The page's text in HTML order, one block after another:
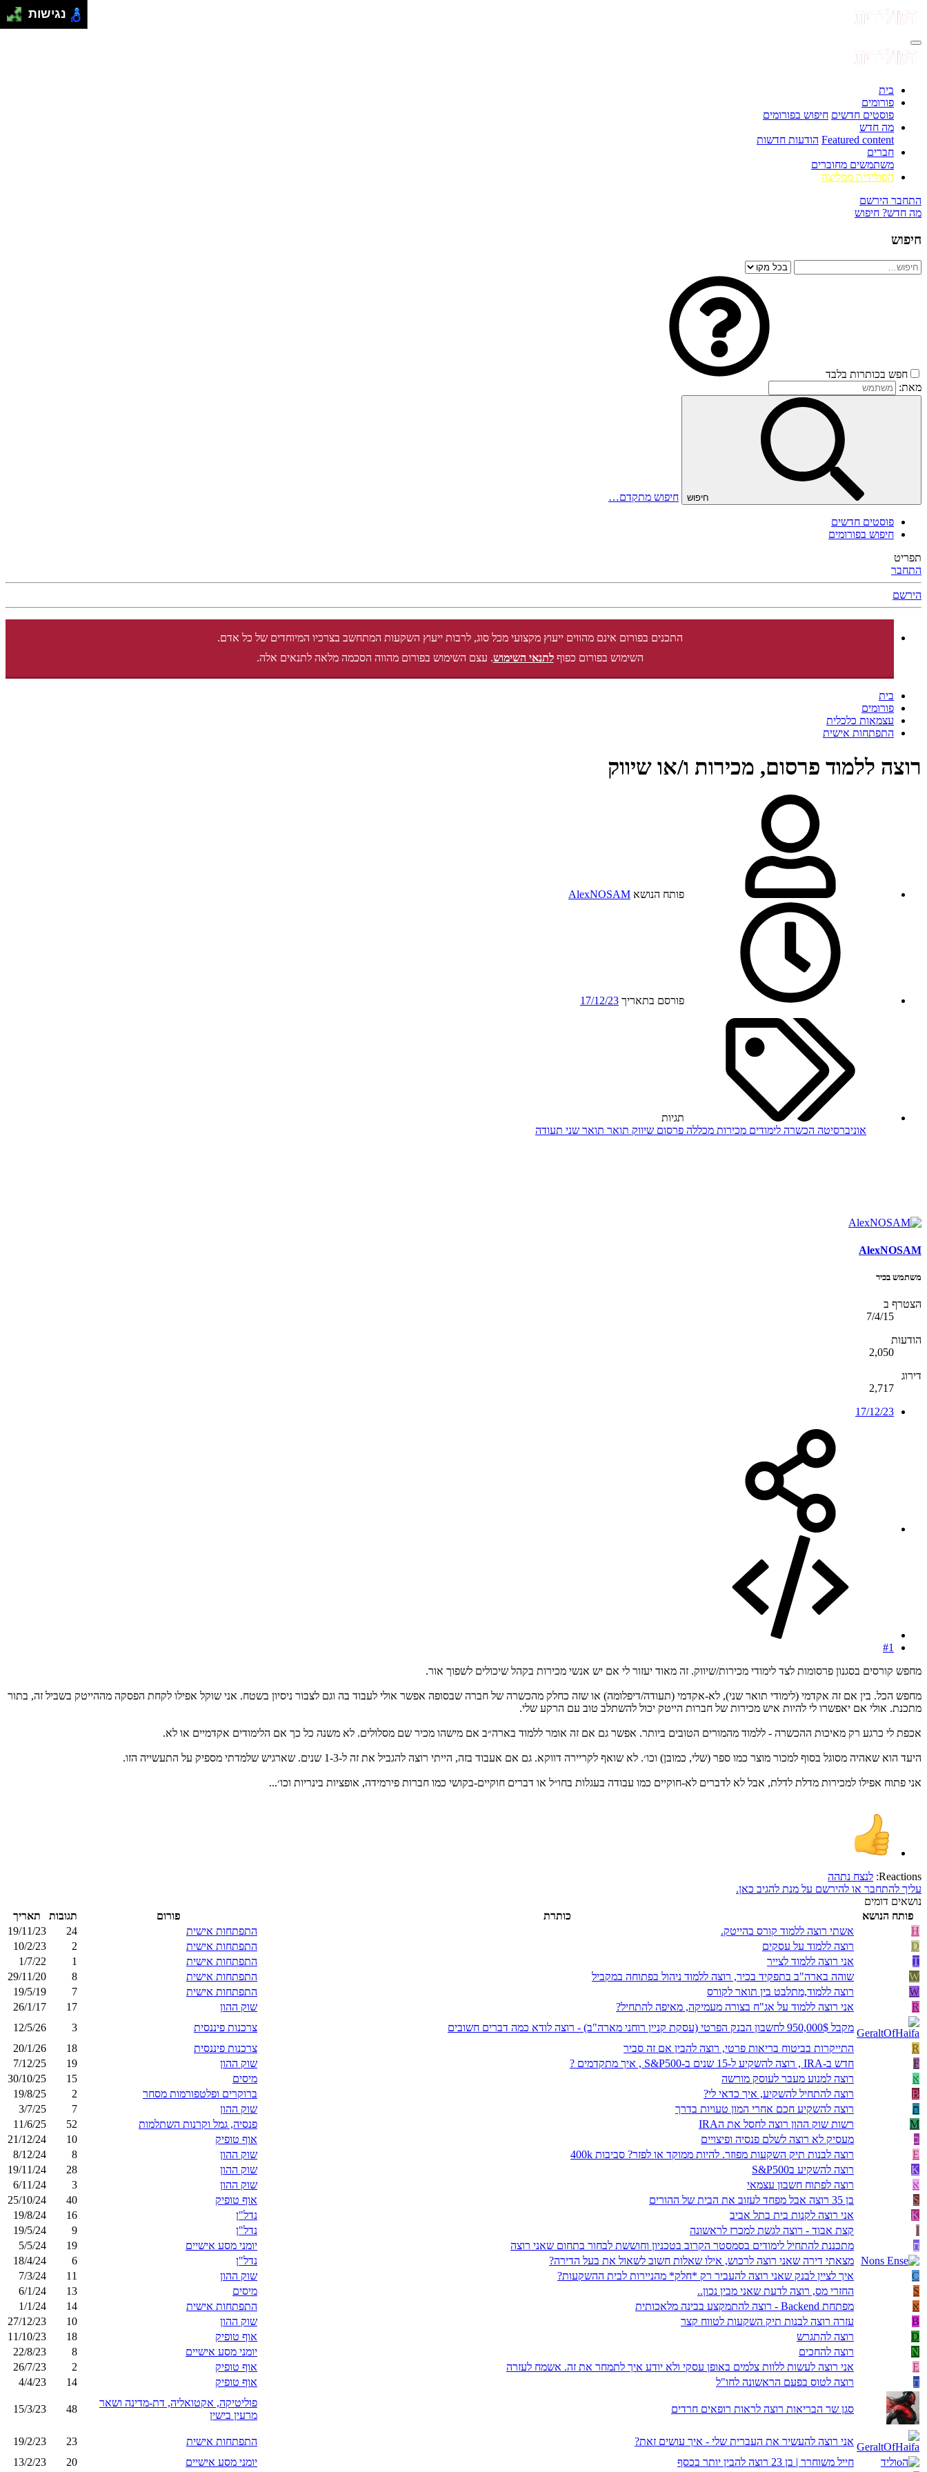
בית
פורומים
פוסטים חדשים חיפוש בפורומים
מה חדש
Featured content הודעות חדשות
חברים
משתמשים מחוברים
הסולידית ממליצה
התחבר הירשם
מה חדש? חיפוש
חיפוש
חפש בכותרות בלבד
מאת:
חיפוש חיפוש מתקדם…
פוסטים חדשים
חיפוש בפורומים
תפריט
התחבר
הירשם
התכנים בפורום אינם מהווים ייעוץ מקצועי מכל סוג, לרבות ייעוץ השקעות המתחשב בצרכיו המיוחדים של כל אדם.
השימוש בפורום כפוףלתנאי השימוש. עצם השימוש בפורום מהווה הסכמה מלאה לתנאים אלה.
בית
פורומים
עצמאות כלכלית
התפתחות אישית
רוצה ללמוד פרסום, מכירות ו/או שיווק
פותח הנושא AlexNOSAM
פורסם בתאריך 17/12/23
תגיות
אוניברסיטה הכשרה לימודים מכירות מכללה פרסום שיווק תואר תואר שני תעודה
AlexNOSAM
משתמש בכיר
הצטרף ב
7/4/15
הודעות
2,050
דירוג
2,717
17/12/23
#1
מחפש קורסים בסגנון פרסומות לצד לימודי מכירות/שיווק. זה מאוד יעזור לי אם יש אנשי מכירות בקהל שיכולים לשפוך אור.
מחפש הכל. בין אם זה אקדמי (לימודי תואר שני), לא-אקדמי (תעודה/דיפלומה) או שזה כחלק מהכשרה של חברה שבסופה אפשר אולי לעבוד בה וגם לצבור ניסיון בשטח. אני שוקל אפילו לקחת הפסקה מההייטק בשביל זה, בתור
מתכנת. אולי אם יאפשרו לי להיות איש מכירות של חברות הייטק יכול להשתלב טוב עם הרקע שלי.
אכפת לי כרגע רק מאיכות ההכשרה - ללמוד מהמורים הטובים ביותר. אפשר גם אם זה אומר ללמוד בארה״ב אם מישהו מכיר שם מסלולים. לא משנה כל כך אם הלימודים אקדמיים או לא.
היעד הוא שאהיה מסוגל בסוף למכור מוצר כמו ספר (שלי, כמובן) וכו׳. לא שואף לקריירה דווקא. גם אם אעבוד בזה, הייתי רוצה להגביל את זה ל-1-3 שנים. שארגיש שלמדתי מספיק על התעשייה הזו.
אני פתוח אפילו למכירות מדלת לדלת, אבל לא לדברים לא-חוקיים כמו עבודה בעגלות בחו״ל או דברים חוקיים-בקושי כמו חברות פירמידה, אופציות בינריות וכו׳...
Reactions: לנצח נתהה
עליך להתחבר או להירשם על מנת להגיב כאן.
נושאים דומים
פותח הנושא
כותרת פורום תגובות
תאריך
H
אשתי רוצה ללמוד קורס בהייטק. התפתחות אישית 24
19/11/23
D
רוצה ללמוד על עסקים התפתחות אישית 2
10/2/23
T
אני רוצה ללמוד לצייר התפתחות אישית 1
1/7/22
W
שוהה בארה"ב בתפקיד בכיר, רוצה ללמוד ניהול בפתוחה במקביל התפתחות אישית 8
29/11/20
W
רוצה ללמוד,מתלבט בין תואר לקורס התפתחות אישית 7
19/5/19
R
אני רוצה ללמוד על אג"ח בצורה מעמיקה, מאיפה להתחיל? שוק ההון 17
26/1/17
מקבל 950,000$ לחשבון הבנק הפרטי (עסקת קניין רוחני מארה"ב) - רוצה לודא כמה דברים חשובים
צרכנות פיננסית 3
12/5/26
R
התייקרות בביטוח בריאות פרטי, רוצה להבין אם זה סביר צרכנות פיננסית 18
20/1/26
F
חדש ב-IRA , רוצה להשקיע ל-15 שנים ב-S&P500 , איך מתקדמים ? שוק ההון 19
7/12/25
א
רוצה למנוע מעבר לעוסק מורשה מיסים 15
30/10/25
B
רוצה להתחיל להשקיע, איך כדאי לי? ברוקרים ופלטפורמות מסחר 2
19/8/25
ת
רוצה להשקיע חכם אחרי המון טעויות בדרך שוק ההון 7
3/7/25
M
רשות שוק ההון רוצה לחסל את הIRA פנסיה, גמל וקרנות השתלמות 52
11/6/25
ב
מעסיק לא רוצה לשלם פנסיה ופיצויים אוף טופיק 10
21/12/24
E
רוצה לבנות תיק השקעות מפוזר. להיות ממוקד או לפזר? סביבות 400k שוק ההון 8
8/12/24
K
רוצה להשקיע בS&P500 שוק ההון 28
19/11/24
א
רוצה לפתוח חשבון עצמאי שוק ההון 3
6/11/24
S
בן 35 רוצה אבל מפחד לעזוב את הבית של ההורים אוף טופיק 40
25/10/24
K
אני רוצה לקנות בית בתל אביב נדל"ן 16
19/8/24
I
קצת אבוד - רוצה לגשת למכרז לראשונה נדל"ן 9
19/5/24
ח
מתכננת להתחיל לימודים בסמסטר הקרוב בטכניון וחוששת לבחור בתחום שאני רוצה יומני מסע אישיים 19
5/5/24
מצאתי דירה שאני רוצה לרכוש, אילו שאלות חשוב לשאול את בעל הדירה?
נדל"ן 6
18/4/24
C
איך לציין לבנק שאני רוצה להעביר רק *חלק* מהניירות לבית ההשקעות? שוק ההון 11
7/3/24
S
החזרי מס, רוצה לדעת שאני מבין נכון.. מיסים 13
6/1/24
א
מפתחת Backend - רוצה להתמקצע בבינה מלאכותית התפתחות אישית 14
1/1/24
B
עזרה רוצה לבנות תיק השקעות לטווח קצר שוק ההון 10
27/12/23
D
רוצה להתגרש אוף טופיק 18
11/10/23
N
רוצה להחכים יומני מסע אישיים 8
22/8/23
E
אני רוצה לעשות ללוות צלמים באופן עסקי ולא יודע איך לתמחר את זה. אשמח לעזרה אוף טופיק 2
26/7/23
ח
רוצה לטוס בפעם הראשונה לחו"ל אוף טופיק 14
4/4/23
סגן שר הבריאות רוצה לראות רופאים חרדים
פוליטיקה, אקטואליה, דת-מדינה ושאר
מרעין בישין
48
15/3/23
אני רוצה להעשיר את העברית שלי - איך עושים זאת? התפתחות אישית 23
19/2/23
חייל משוחרר | בן 23 רוצה להבין יותר בכסף
יומני מסע אישיים 20
13/2/23
נגישות